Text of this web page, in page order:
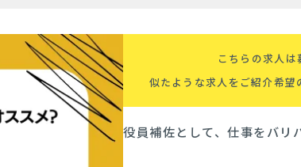
こちらの求人
似たような求人をご紹介希
役員補佐として、仕事をバリ